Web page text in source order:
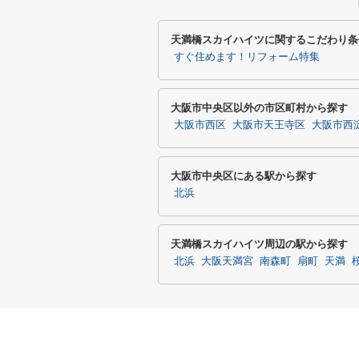
天満橋スカイハイツに関するこだわり
すぐ住めます！リフォーム特集
大阪市中央区以外の市区町村から探す
大阪市西区 大阪市天王寺区 大阪市西
大阪市中央区にある駅から探す
北浜
天満橋スカイハイツ周辺の駅から探す
北浜 大阪天満宮 南森町 扇町 天満